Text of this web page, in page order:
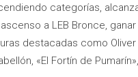
categorías,
a LEB Bronce, ganar
destacadas como Oliver
«El Fortín de